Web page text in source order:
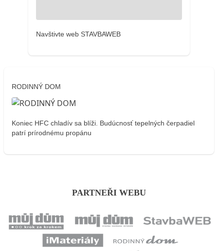
Navštivte web STAVBAWEB
RODINNÝ DOM
Koniec HFC chladív sa blíži. Budúcnosť tepelných čerpadiel
patrí prírodnému propánu
PARTNEŘI WEBU